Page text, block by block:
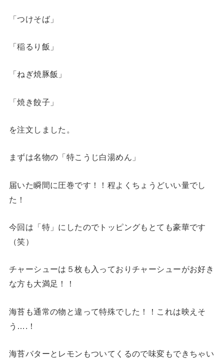
「つけそば」
「稲るり飯」
「ねぎ焼豚飯」
「焼き餃子」
を注文しました。
まずは名物の「特こうじ白湯めん」
届いた瞬間に圧巻です！！程よくちょうどいい量でし
た！
今回は「特」にしたのでトッピングもとても豪華です
（笑）
チャーシューは５枚も入っておりチャーシューがお好き
な方も大満足！！
海苔も通常の物と違って特殊でした！！これは映えそ
う….！
海苔バターとレモンもついてくるので味変もできちゃい